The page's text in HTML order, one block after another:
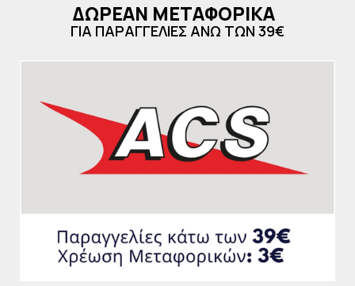
αύρα ρομαντικής φρεσκάδας, ιδανική για όλες τις
ώρες της ημέρας.
επιβαρυντικές ουσίες. Ιδανικό για γυναίκες που
αγαπούν τα ντελικάτα αρώματα με διακριτική αλλά
διαρκή παρουσία.
Αναδείξτε τη φυσική σας γοητεία με ένα άρωμα που
ΔΩΡΕΑΝ ΜΕΤΑΦΟΡΙΚΑ
ΓΙΑ ΠΑΡΑΓΓΕΛΙΕΣ ΑΝΩ ΤΩΝ 39€